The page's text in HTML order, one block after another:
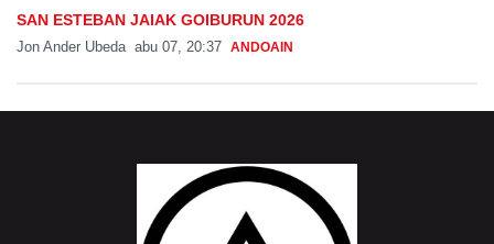
SAN ESTEBAN JAIAK GOIBURUN 2026
Jon Ander Ubeda abu 07, 20:37 ANDOAIN